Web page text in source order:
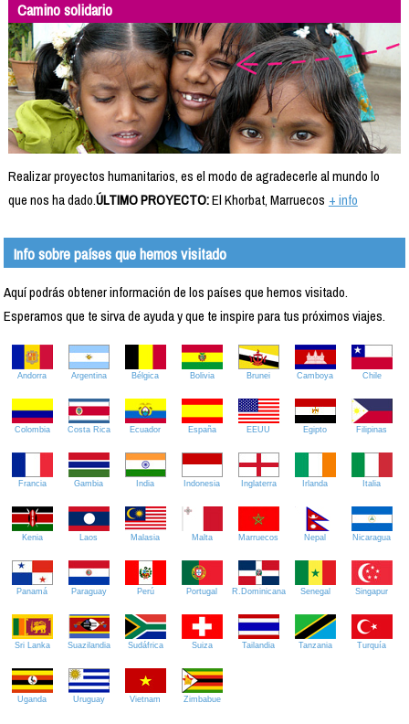
Camino solidario
Realizar proyectos humanitarios, es el modo de agradecerle al mundo lo
que nos ha dado.ÚLTIMO PROYECTO:El Khorbat, Marruecos + info
Info sobre países que hemos visitado
Aquí podrás obtener información de los países que hemos visitado.
Esperamos que te sirva de ayuda y que te inspire para tus próximos viajes.
Andorra Argentina Bélgica Bolivia Brunei Camboya Chile
Colombia Costa Rica Ecuador España EEUU Egipto Filipinas
Francia Gambia India Indonesia Inglaterra Irlanda Italia
Kenia Laos Malasia Malta Marruecos Nepal Nicaragua
Panamá Paraguay Perú Portugal R.Dominicana Senegal Singapur
Sri Lanka Suazilandia Sudáfrica Suiza Tailandia Tanzania Turquía
Uganda Uruguay Vietnam Zimbabue